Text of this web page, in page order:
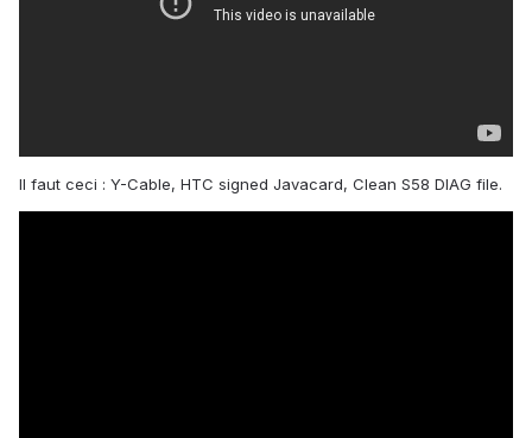
Il faut ceci : Y-Cable, HTC signed Javacard, Clean S58 DIAG file.